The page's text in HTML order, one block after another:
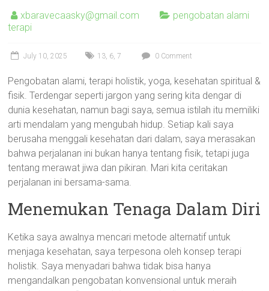
xbaravecaasky@gmail.com
pengobatan alami
terapi
July 10, 2025 13, 6,7 0 Comment
Pengobatan alami, terapi holistik, yoga, kesehatan spiritual &
fisik. Terdengar seperti jargon yang sering kita dengar di
dunia kesehatan, namun bagi saya, semua istilah itu memiliki
arti mendalam yang mengubah hidup. Setiap kali saya
berusaha menggali kesehatan dari dalam, saya merasakan
bahwa perjalanan ini bukan hanya tentang fisik, tetapi juga
tentang merawat jiwa dan pikiran. Mari kita ceritakan
perjalanan ini bersama-sama.
Menemukan Tenaga Dalam Diri
Ketika saya awalnya mencari metode alternatif untuk
menjaga kesehatan, saya terpesona oleh konsep terapi
holistik. Saya menyadari bahwa tidak bisa hanya
mengandalkan pengobatan konvensional untuk meraih